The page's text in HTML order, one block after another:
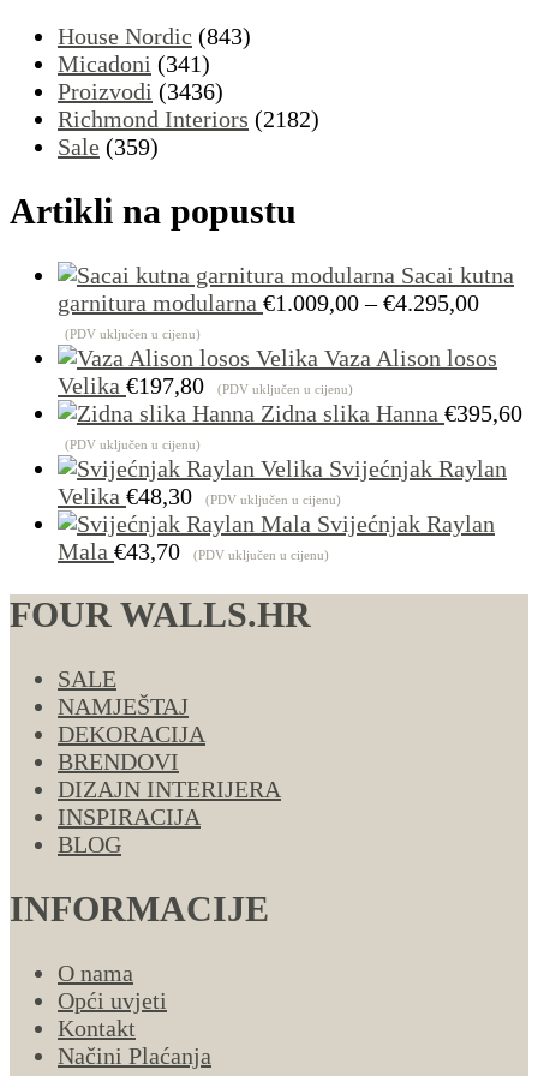
House Nordic (843)
Micadoni (341)
Proizvodi (3436)
Richmond Interiors (2182)
Sale (359)
Artikli na popustu
Sacai kutna
garnitura modularna €1.009,00 – €4.295,00
od
do
(PDV uključen u cijenu)
Vaza Alison losos
Velika €197,80 (PDV uključen u cijenu)
Zidna slika Hanna €395,60
(PDV uključen u cijenu)
Svijećnjak Raylan
Velika €48,30 (PDV uključen u cijenu)
Svijećnjak Raylan
Mala €43,70 (PDV uključen u cijenu)
FOUR WALLS.HR
SALE
NAMJEŠTAJ
DEKORACIJA
BRENDOVI
DIZAJN INTERIJERA
INSPIRACIJA
BLOG
INFORMACIJE
O nama
Opći uvjeti
Kontakt
Načini Plaćanja